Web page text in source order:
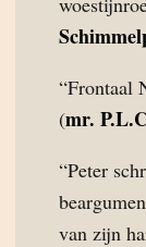
“Frontaal
(mr.
“Peter
van zijn